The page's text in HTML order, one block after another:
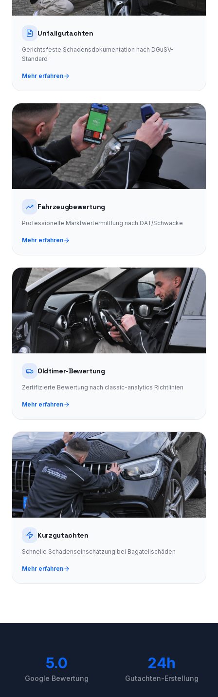
Unfallgutachten
Gerichtsfeste Schadensdokumentation nach DGuSV-
Standard
Mehr erfahren
Fahrzeugbewertung
Professionelle Marktwertermittlung nach DAT/Schwacke
Mehr erfahren
Oldtimer-Bewertung
Zertifizierte Bewertung nach classic-analytics Richtlinien
Mehr erfahren
Kurzgutachten
Schnelle Schadenseinschätzung bei Bagatellschäden
Mehr erfahren
5.0
Google Bewertung
24h
Gutachten-Erstellung